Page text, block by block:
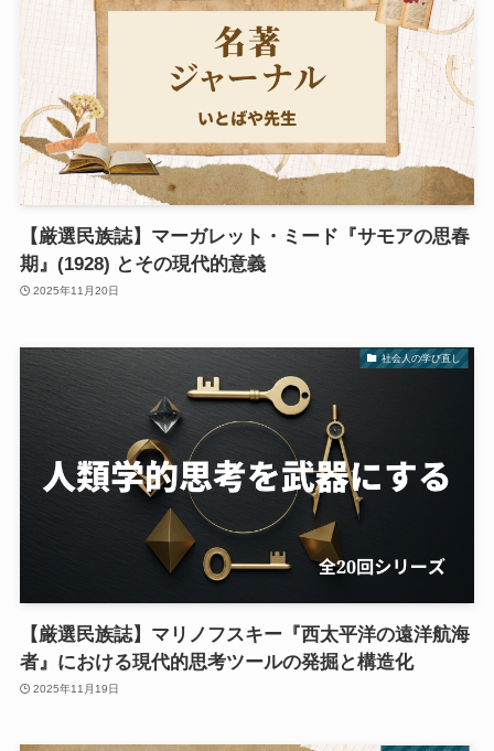
【厳選民族誌】マーガレット・ミード『サモアの思春
期』(1928) とその現代的意義
2025年11月20日
社会人の学び直し
【厳選民族誌】マリノフスキー『西太平洋の遠洋航海
者』における現代的思考ツールの発掘と構造化
2025年11月19日